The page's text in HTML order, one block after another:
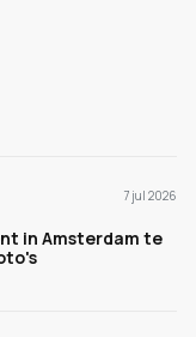
7 jul 2026
in Amsterdam te